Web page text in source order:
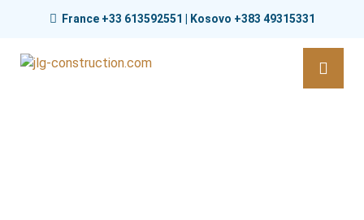
France +33 613592551 | Kosovo +383 49315331